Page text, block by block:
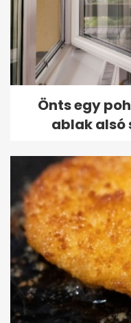
Önts egy
ablak alsó